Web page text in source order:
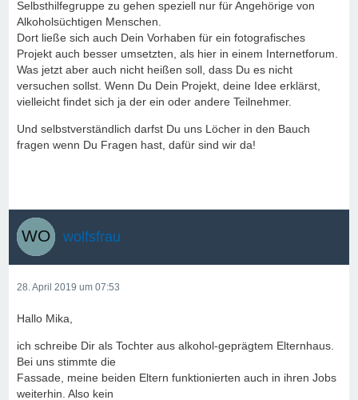
Selbsthilfegruppe zu gehen speziell nur für Angehörige von
Alkoholsüchtigen Menschen.
Dort ließe sich auch Dein Vorhaben für ein fotografisches
Projekt auch besser umsetzten, als hier in einem Internetforum.
Was jetzt aber auch nicht heißen soll, dass Du es nicht
versuchen sollst. Wenn Du Dein Projekt, deine Idee erklärst,
vielleicht findet sich ja der ein oder andere Teilnehmer.
Und selbstverständlich darfst Du uns Löcher in den Bauch
fragen wenn Du Fragen hast, dafür sind wir da!
wolfsfrau
28. April 2019 um 07:53
Hallo Mika,
ich schreibe Dir als Tochter aus alkohol-geprägtem Elternhaus.
Bei uns stimmte die
Fassade, meine beiden Eltern funktionierten auch in ihren Jobs
weiterhin. Also kein